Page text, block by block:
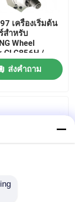
เครื่องเริ่มต้น
สําหรับ
Wheel
CLG856H /
/ 899
925D /
936D Engine
ส่งคำถาม